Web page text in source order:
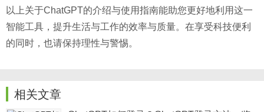
以上关于ChatGPT的介绍与使用指南能助您更好地利用这一
智能工具，提升生活与工作的效率与质量。在享受科技便利
的同时，也请保持理性与警惕。
相关文章